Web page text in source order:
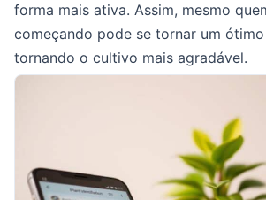
forma mais ativa. Assim, mesmo
começando pode se tornar um
tornando o cultivo mais agradável.